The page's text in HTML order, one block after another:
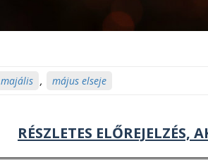
majális , május elseje
RÉSZLETES ELŐREJELZÉS,